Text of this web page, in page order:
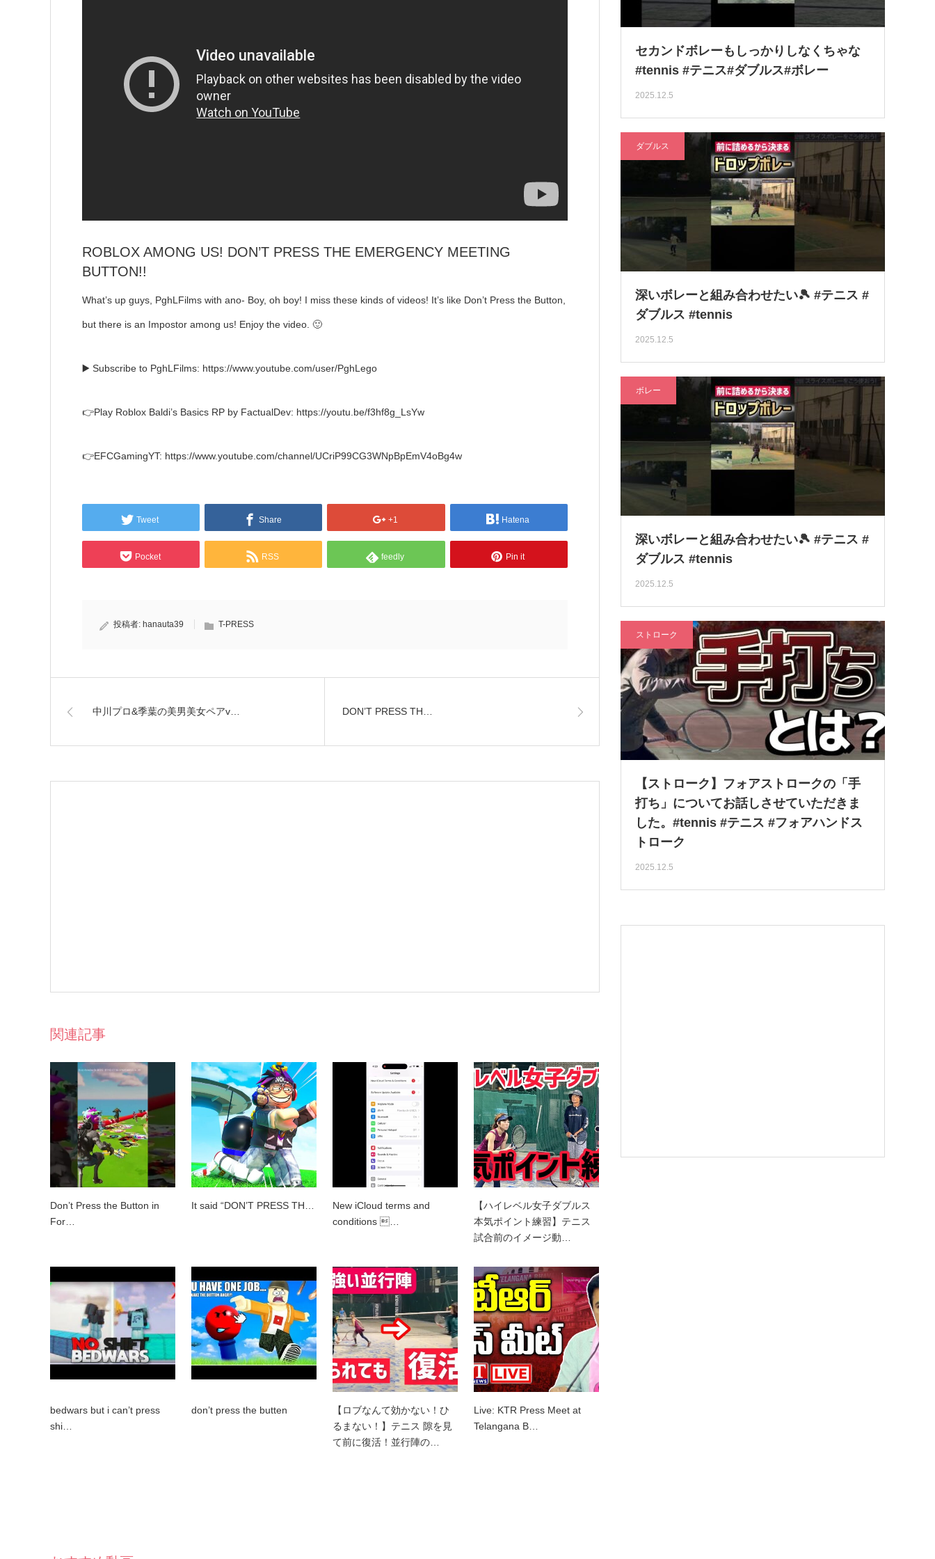
ROBLOX AMONG US! DON’T PRESS THE EMERGENCY MEETING
BUTTON!!
What’s up guys, PghLFilms with ano- Boy, oh boy! I miss these kinds of videos! It’s like Don’t Press the Button,
but there is an Impostor among us! Enjoy the video. 🙂
▶️ Subscribe to PghLFilms: https://www.youtube.com/user/PghLego
👉Play Roblox Baldi’s Basics RP by FactualDev: https://youtu.be/f3hf8g_LsYw
👉EFCGamingYT: https://www.youtube.com/channel/UCriP99CG3WNpBpEmV4oBg4w
Tweet Share +1 Hatena
Pocket RSS feedly Pin it
投稿者: hanauta39 T-PRESS
中川プロ&季葉の美男美女ペアv… DON’T PRESS TH…
関連記事
Don’t Press the Button in
For…
It said “DON’T PRESS TH…
New iCloud terms and
conditions …
【ハイレベル女子ダブルス
本気ポイント練習】テニス
試合前のイメージ動…
bedwars but i can’t press
shi…
don’t press the butten
【ロブなんて効かない！ひ
るまない！】テニス 隙を見
て前に復活！並行陣の…
Live: KTR Press Meet at
Telangana B…
セカンドボレーもしっかりしなくちゃな
#tennis #テニス#ダブルス#ボレー
2025.12.5
ダブルス
深いボレーと組み合わせたい🎾 #テニス #
ダブルス #tennis
2025.12.5
ボレー
深いボレーと組み合わせたい🎾 #テニス #
ダブルス #tennis
2025.12.5
ストローク
【ストローク】フォアストロークの「手
打ち」についてお話しさせていただきま
した。#tennis #テニス #フォアハンドス
トローク
2025.12.5